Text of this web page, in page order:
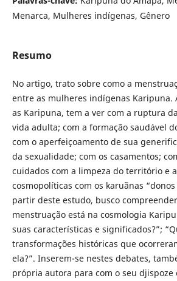
Menarca, Mulheres indígenas, Gênero
Resumo
No artigo, trato sobre como a
entre as mulheres indígenas Karipuna.
as Karipuna, tem a ver com a ruptura
vida adulta; com a formação saudável
com o aperfeiçoamento de sua
da sexualidade; com os casamentos;
cuidados com a limpeza do território e
cosmopolíticas com os karuãnas
partir deste estudo, busco
menstruação está na cosmologia
suas características e significados?”;
transformações históricas que
ela?”. Inserem-se nestes debates,
própria autora para com o seu djispoze